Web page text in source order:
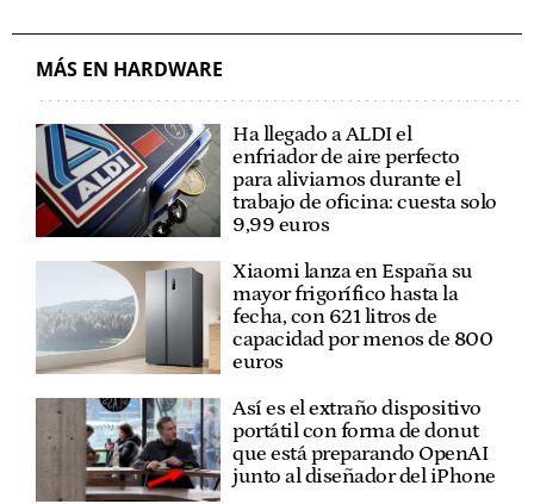
MÁS EN HARDWARE
Ha llegado a ALDI el
enfriador de aire perfecto
para aliviarnos durante el
trabajo de oficina: cuesta solo
9,99 euros
Xiaomi lanza en España su
mayor frigorífico hasta la
fecha, con 621 litros de
capacidad por menos de 800
euros
Así es el extraño dispositivo
portátil con forma de donut
que está preparando OpenAI
junto al diseñador del iPhone